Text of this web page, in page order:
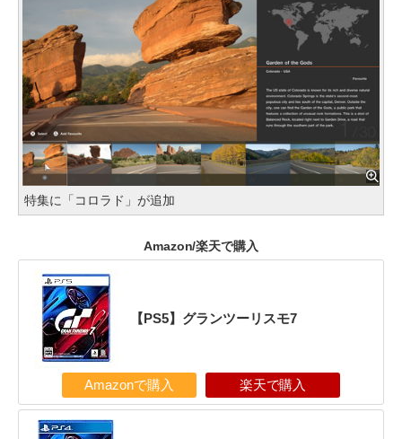
特集に「コロラド」が追加
Amazon/楽天で購入
【PS5】グランツーリスモ7
Amazonで購入 楽天で購入